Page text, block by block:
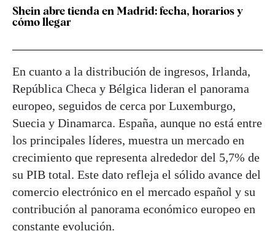
Shein abre tienda en Madrid: fecha, horarios y
cómo llegar
En cuanto a la distribución de ingresos, Irlanda,
República Checa y Bélgica lideran el panorama
europeo, seguidos de cerca por Luxemburgo,
Suecia y Dinamarca. España, aunque no está entre
los principales líderes, muestra un mercado en
crecimiento que representa alrededor del 5,7% de
su PIB total. Este dato refleja el sólido avance del
comercio electrónico en el mercado español y su
contribución al panorama económico europeo en
constante evolución.